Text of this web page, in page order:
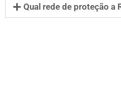
Qual rede de proteção a